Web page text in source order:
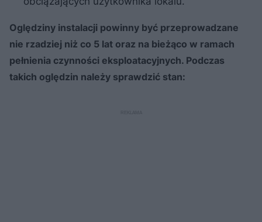
Oględziny instalacji powinny być przeprowadzane
nie rzadziej niż co 5 lat oraz na bieżąco w ramach
pełnienia czynności eksploatacyjnych. Podczas
takich oględzin należy sprawdzić stan: